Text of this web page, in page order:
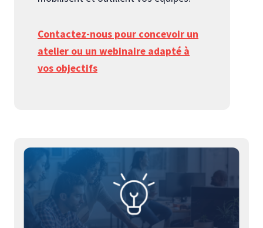
Contactez-nous pour concevoir un
atelier ou un webinaire adapté à
vos objectifs